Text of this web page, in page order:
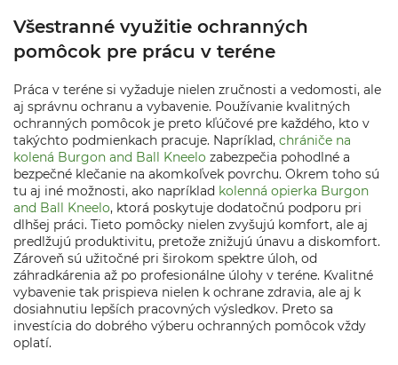
Všestranné využitie ochranných
pomôcok pre prácu v teréne
Práca v teréne si vyžaduje nielen zručnosti a vedomosti, ale
aj správnu ochranu a vybavenie. Používanie kvalitných
ochranných pomôcok je preto kľúčové pre každého, kto v
takýchto podmienkach pracuje. Napríklad, chrániče na
kolená Burgon and Ball Kneelo zabezpečia pohodlné a
bezpečné klečanie na akomkoľvek povrchu. Okrem toho sú
tu aj iné možnosti, ako napríklad kolenná opierka Burgon
and Ball Kneelo, ktorá poskytuje dodatočnú podporu pri
dlhšej práci. Tieto pomôcky nielen zvyšujú komfort, ale aj
predlžujú produktivitu, pretože znižujú únavu a diskomfort.
Zároveň sú užitočné pri širokom spektre úloh, od
záhradkárenia až po profesionálne úlohy v teréne. Kvalitné
vybavenie tak prispieva nielen k ochrane zdravia, ale aj k
dosiahnutiu lepších pracovných výsledkov. Preto sa
investícia do dobrého výberu ochranných pomôcok vždy
oplatí.